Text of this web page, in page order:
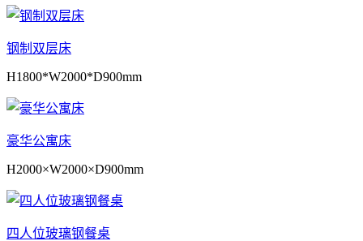
钢制双层床
H1800*W2000*D900mm
豪华公寓床
H2000×W2000×D900mm
四人位玻璃钢餐桌